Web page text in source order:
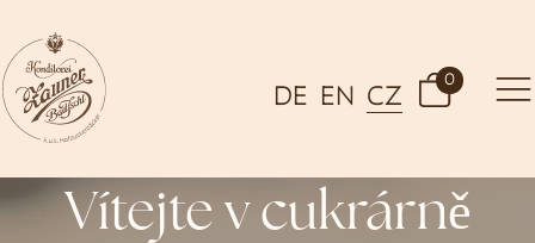
DE EN CZ
0
Vítejte v cukrárně